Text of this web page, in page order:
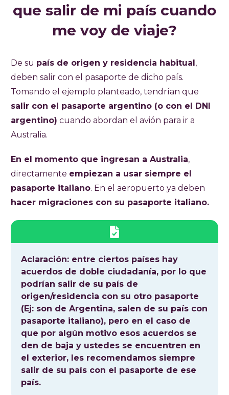
que salir de mi país cuando
me voy de viaje?
De su país de origen y residencia habitual ,
deben salir con el pasaporte de dicho país.
Tomando el ejemplo planteado, tendrían que
salir con el pasaporte argentino (o con el DNI
argentino) cuando abordan el avión para ir a
Australia.
En el momento que ingresan a Australia,
directamente empiezan a usar siempre el
pasaporte italiano. En el aeropuerto ya deben
hacer migraciones con su pasaporte italiano.
Aclaración: entre ciertos países hay
acuerdos de doble ciudadanía, por lo que
podrían salir de su país de
origen/residencia con su otro pasaporte
(Ej: son de Argentina, salen de su país con
pasaporte italiano), pero en el caso de
que por algún motivo esos acuerdos se
den de baja y ustedes se encuentren en
el exterior, les recomendamos siempre
salir de su país con el pasaporte de ese
país.